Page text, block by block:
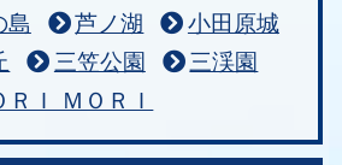
島 芦ノ湖
小田原城
三笠公園
三渓園
Ｉ ＭＯＲＩ